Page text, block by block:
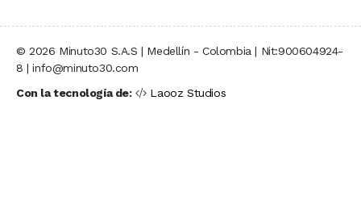
© 2026 Minuto30 S.A.S | Medellín - Colombia | Nit:900604924-
8 | info@minuto30.com
Con la tecnología de:
Laooz Studios